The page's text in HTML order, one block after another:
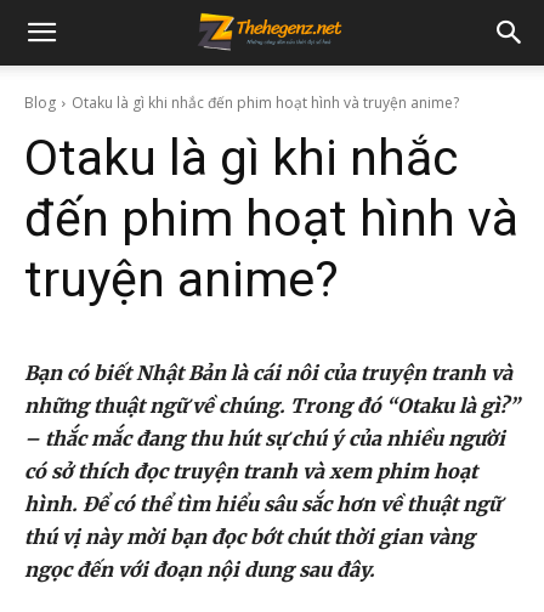
Blog Otaku là gì khi nhắc đến phim hoạt hình và truyện anime?
Otaku là gì khi nhắc
đến phim hoạt hình và
truyện anime?
Bạn có biết Nhật Bản là cái nôi của truyện tranh và
những thuật ngữ về chúng. Trong đó “Otaku là gì?”
– thắc mắc đang thu hút sự chú ý của nhiều người
có sở thích đọc truyện tranh và xem phim hoạt
hình. Để có thể tìm hiểu sâu sắc hơn về thuật ngữ
thú vị này mời bạn đọc bớt chút thời gian vàng
ngọc đến với đoạn nội dung sau đây.